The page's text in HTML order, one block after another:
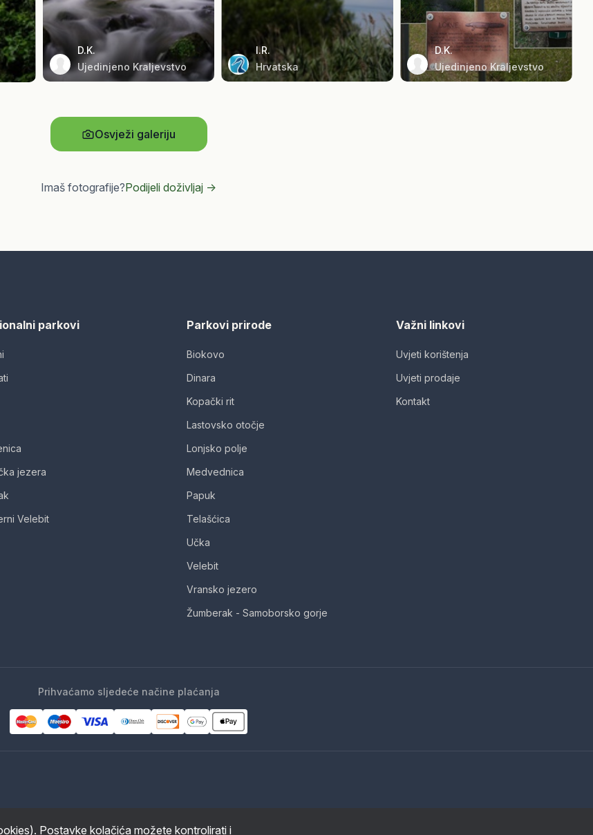
D.K.
Ujedinjeno Kraljevstvo
I.R.
Hrvatska
D.K.
Ujedinjeno Kraljevstvo
Osvježi galeriju
Imaš fotografije?Podijeli doživljaj ->
parkovi
jezera
Velebit
Parkovi prirode
Biokovo
Dinara
Kopački rit
Lastovsko otočje
Lonjsko polje
Medvednica
Papuk
Telašćica
Učka
Velebit
Vransko jezero
Žumberak - Samoborsko gorje
Važni linkovi
Uvjeti korištenja
Uvjeti prodaje
Kontakt
Prihvaćamo sljedeće načine plaćanja
Postavke kolačića možete kontrolirati i